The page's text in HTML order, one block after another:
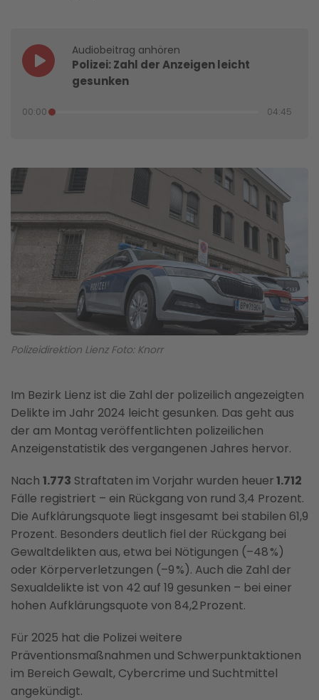
Audiobeitrag anhören
Polizei: Zahl der Anzeigen leicht
gesunken
00:00 04:45
Polizeidirektion Lienz Foto: Knorr
Im Bezirk Lienz ist die Zahl der polizeilich angezeigten
Delikte im Jahr 2024 leicht gesunken. Das geht aus
der am Montag veröffentlichten polizeilichen
Anzeigenstatistik des vergangenen Jahres hervor.
Nach 1.773 Straftaten im Vorjahr wurden heuer1.712
Fälle registriert – ein Rückgang von rund 3,4 Prozent.
Die Aufklärungsquote liegt insgesamt bei stabilen 61,9
Prozent. Besonders deutlich fiel der Rückgang bei
Gewaltdelikten aus, etwa bei Nötigungen (–48 %)
oder Körperverletzungen (–9 %). Auch die Zahl der
Sexualdelikte ist von 42 auf 19 gesunken – bei einer
hohen Aufklärungsquote von 84,2 Prozent.
Für 2025 hat die Polizei weitere
Präventionsmaßnahmen und Schwerpunktaktionen
im Bereich Gewalt, Cybercrime und Suchtmittel
angekündigt.